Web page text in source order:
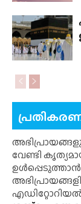
വേണ്ടി
ഉൾപ്പെടുത്താൻ